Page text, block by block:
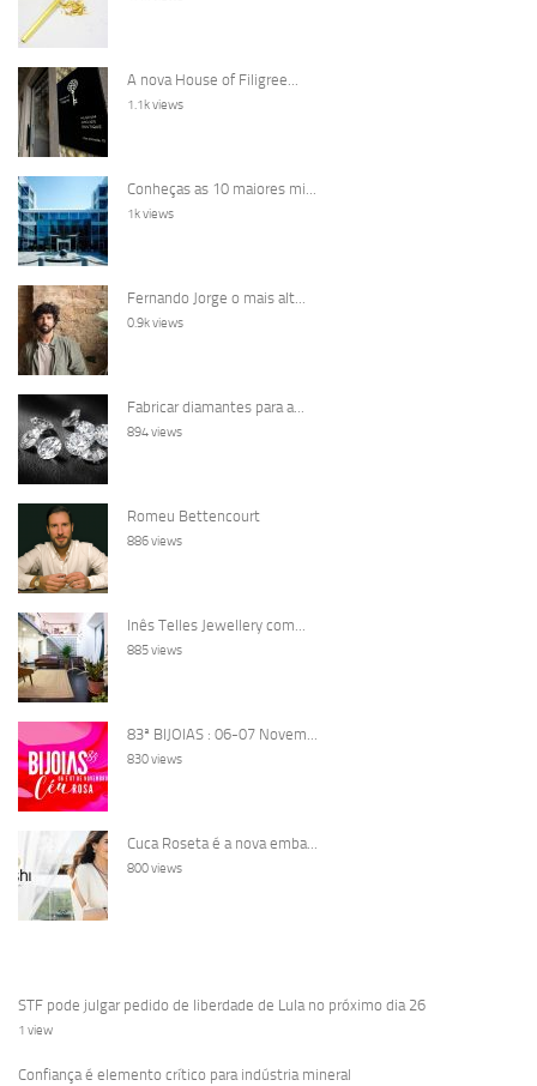
A nova House of Filigree...
1.1k views
Conheças as 10 maiores mi...
1k views
Fernando Jorge o mais alt...
0.9k views
Fabricar diamantes para a...
894 views
Romeu Bettencourt
886 views
Inês Telles Jewellery com...
885 views
83ª BIJOIAS : 06-07 Novem...
830 views
Cuca Roseta é a nova emba...
800 views
STF pode julgar pedido de liberdade de Lula no próximo dia 26
1 view
Confiança é elemento crítico para indústria mineral